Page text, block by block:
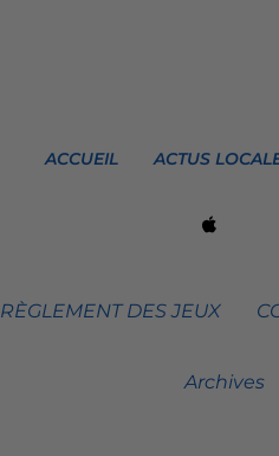
ACCUEIL ACTUS
RÈGLEMENT DES JEUX
Archives